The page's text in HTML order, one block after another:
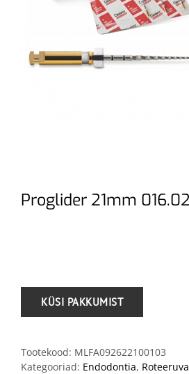
Proglider 21mm
Tootekood: MLFA092622100103
Kategooriad: Endodontia,